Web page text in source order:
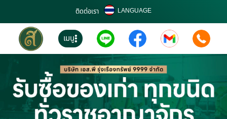
ติดต่อเรา LANGUAGE
เมนู